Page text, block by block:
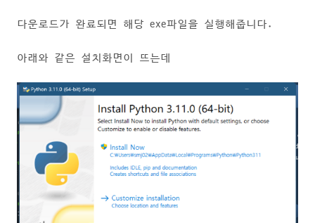
다운로드가 완료되면 해당 exe파일을 실행해줍니다.
아래와 같은 설치화면이 뜨는데